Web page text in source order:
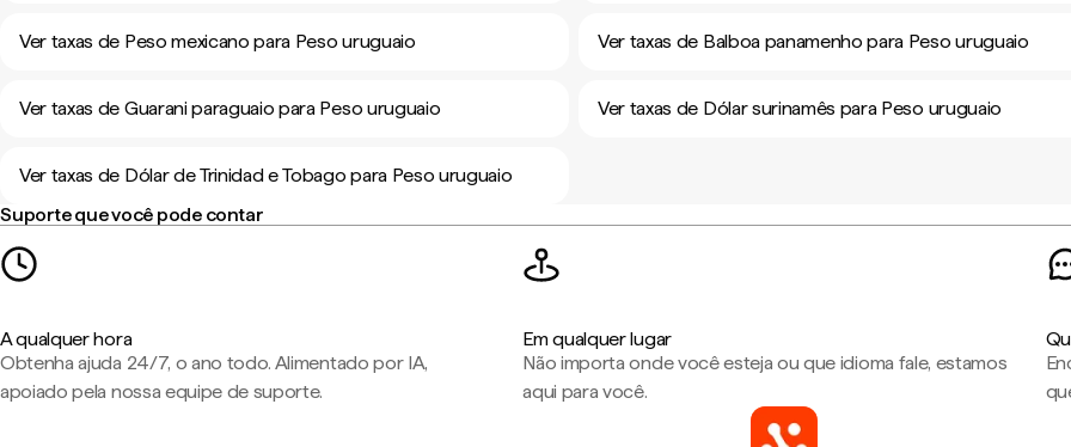
Ver taxas de Peso mexicano para Peso uruguaio Ver taxas de Balboa panamenho para Peso uruguaio
Ver taxas de Guarani paraguaio para Peso uruguaio Ver taxas de Dólar surinamês para Peso uruguaio
Ver taxas de Dólar de Trinidad e Tobago para Peso uruguaio
Suporte que você pode contar
A qualquer hora
Obtenha ajuda 24/7, o ano todo. Alimentado por IA,
apoiado pela nossa equipe de suporte.
Em qualquer lugar
Não importa onde você esteja ou que idioma fale, estamos
aqui para você.